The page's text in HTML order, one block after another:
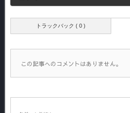
トラックバック ( 0 )
この記事へのコメントはありません。